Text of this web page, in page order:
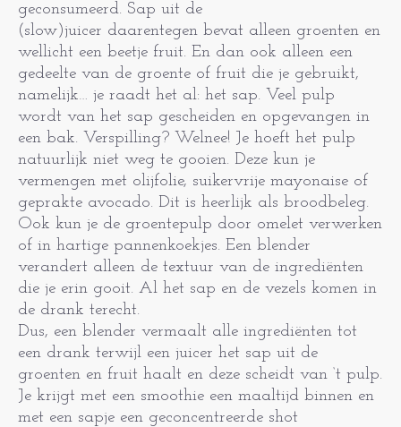
geconsumeerd. Sap uit de
(slow)juicer daarentegen bevat alleen groenten en
wellicht een beetje fruit. En dan ook alleen een
gedeelte van de groente of fruit die je gebruikt,
namelijk… je raadt het al: het sap. Veel pulp
wordt van het sap gescheiden en opgevangen in
een bak. Verspilling? Welnee! Je hoeft het pulp
natuurlijk niet weg te gooien. Deze kun je
vermengen met olijfolie, suikervrije mayonaise of
geprakte avocado. Dit is heerlijk als broodbeleg.
Ook kun je de groentepulp door omelet verwerken
of in hartige pannenkoekjes. Een blender
verandert alleen de textuur van de ingrediënten
die je erin gooit. Al het sap en de vezels komen in
de drank terecht.
Dus, een blender vermaalt alle ingrediënten tot
een drank terwijl een juicer het sap uit de
groenten en fruit haalt en deze scheidt van ‘t pulp.
Je krijgt met een smoothie een maaltijd binnen en
met een sapje een geconcentreerde shot